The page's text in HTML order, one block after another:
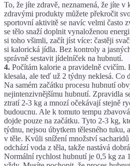
To, že jíte zdravě, neznamená, že jíte
zdravými produkty můžete překročit
sportovní aktivitě se navíc velmi často
se tělo snaží doplnit vynaloženou
si toho všimli, začít jíst více: častěji
si kalorická jídla. Bez kontroly a
správně sestavit jídelníček na hubnutí.
4. Počítám kalorie a pravidelně cvičím.
klesala, ale teď už 2 týdny neklesá. Co
Na samém začátku procesu hubnutí
nejintenzivnějšímu hubnutí. Zpravidla
ztratí 2-3 kg a mnozí očekávají stejně
budoucnu. Ale k tomuto tempu
dojde pouze na začátku. Tyto 2-3 kg,
týdnu, nejsou úbytkem tělesného tuku,
v těle. Kvůli snížení množství
odchází voda z těla, takže nastává
Normální rychlost hubnutí je 0,5 kg za